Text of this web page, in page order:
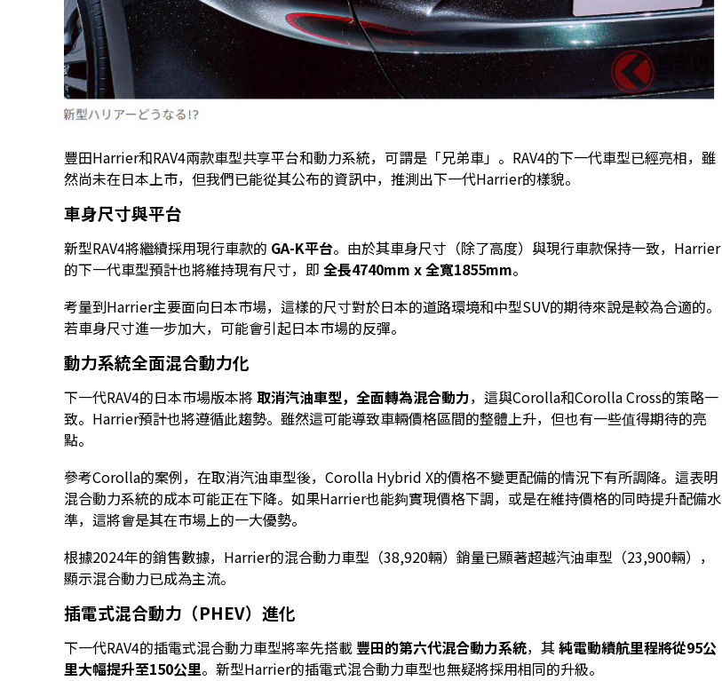
豐田Harrier和RAV4兩款車型共享平台和動力系統，可謂是「兄弟車」。RAV4的下一代車型已經亮相，雖
然尚未在日本上市，但我們已能從其公布的資訊中，推測出下一代Harrier的樣貌。
車身尺寸與平台
新型RAV4將繼續採用現行車款的 GA-K平台。由於其車身尺寸（除了高度）與現行車款保持一致，Harrier
的下一代車型預計也將維持現有尺寸，即 全長4740mm x 全寬1855mm。
考量到Harrier主要面向日本市場，這樣的尺寸對於日本的道路環境和中型SUV的期待來說是較為合適的。
若車身尺寸進一步加大，可能會引起日本市場的反彈。
動力系統全面混合動力化
下一代RAV4的日本市場版本將 取消汽油車型，全面轉為混合動力，這與Corolla和Corolla Cross的策略一
致。Harrier預計也將遵循此趨勢。雖然這可能導致車輛價格區間的整體上升，但也有一些值得期待的亮
點。
參考Corolla的案例，在取消汽油車型後，Corolla Hybrid X的價格不變更配備的情況下有所調降。這表明
混合動力系統的成本可能正在下降。如果Harrier也能夠實現價格下調，或是在維持價格的同時提升配備水
準，這將會是其在市場上的一大優勢。
根據2024年的銷售數據，Harrier的混合動力車型（38,920輛）銷量已顯著超越汽油車型（23,900輛），
顯示混合動力已成為主流。
插電式混合動力（PHEV）進化
下一代RAV4的插電式混合動力車型將率先搭載 豐田的第六代混合動力系統，其純電動續航里程將從95公
里大幅提升至150公里。新型Harrier的插電式混合動力車型也無疑將採用相同的升級。